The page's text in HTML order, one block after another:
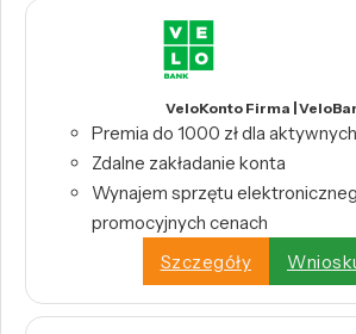
VeloKonto Firma |
Premia do 1000 zł dla aktywnych
Zdalne zakładanie konta
Wynajem sprzętu
promocyjnych cenach
Szczegóły